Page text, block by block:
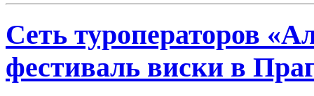
Сеть туроператоров
фестиваль виски в